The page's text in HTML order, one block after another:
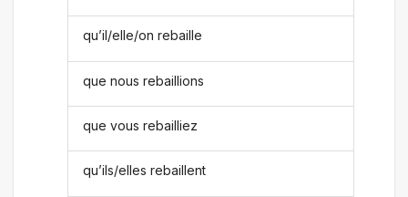
qu’il/elle/on rebaille
que nous rebaillions
que vous rebailliez
qu’ils/elles rebaillent